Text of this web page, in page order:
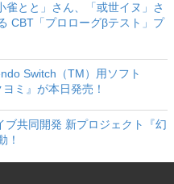
雀とと」さん、「或世イヌ」さ
CBT「プロローグβテスト」プ
Switch（TM）用ソフト
ミ』が本日発売！
ブ共同開発 新プロジェクト『幻
！